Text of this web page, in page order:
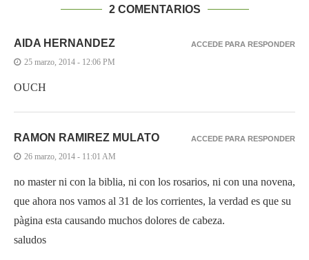
2 COMENTARIOS
AIDA HERNANDEZ
25 marzo, 2014 - 12:06 PM
OUCH
ACCEDE PARA RESPONDER
RAMON RAMIREZ MULATO
26 marzo, 2014 - 11:01 AM
no master ni con la biblia, ni con los rosarios, ni con una novena,
que ahora nos vamos al 31 de los corrientes, la verdad es que su
pàgina esta causando muchos dolores de cabeza.
saludos
ACCEDE PARA RESPONDER